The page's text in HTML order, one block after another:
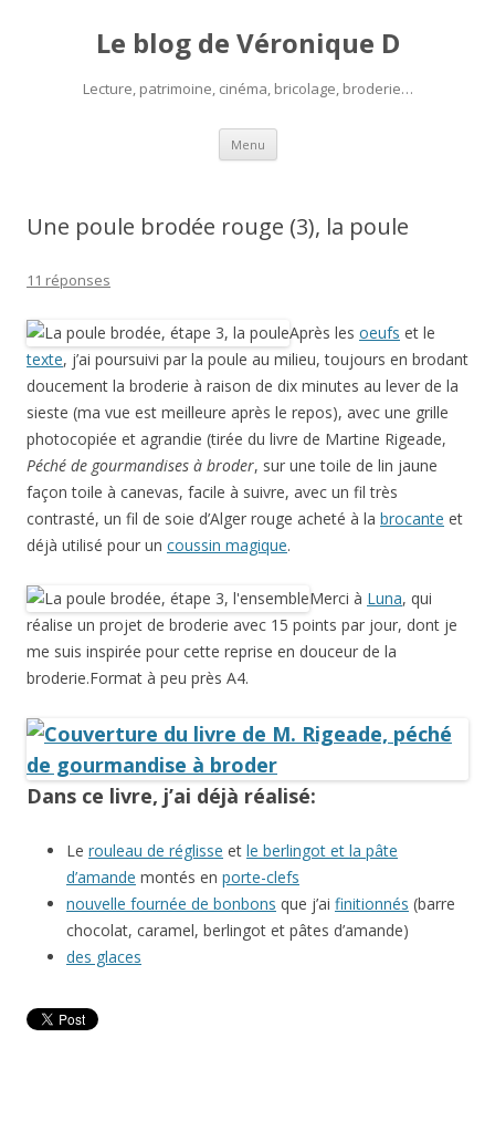
Le blog de Véronique D
Lecture, patrimoine, cinéma, bricolage, broderie…
Menu Aller
contenu
Une poule brodée rouge (3), la poule
11 réponses
Après les oeufs et le
texte, j’ai poursuivi par la poule au milieu, toujours en brodant
doucement la broderie à raison de dix minutes au lever de la
sieste (ma vue est meilleure après le repos), avec une grille
photocopiée et agrandie (tirée du livre de Martine Rigeade,
Péché de gourmandises à broder, sur une toile de lin jaune
façon toile à canevas, facile à suivre, avec un fil très
contrasté, un fil de soie d’Alger rouge acheté à la brocante et
déjà utilisé pour un coussin magique.
Merci à Luna, qui
réalise un projet de broderie avec 15 points par jour, dont je
me suis inspirée pour cette reprise en douceur de la
broderie.Format à peu près A4.
Dans ce livre, j’ai déjà réalisé:
Le rouleau de réglisse et le berlingot et la pâte
d’amande montés en porte-clefs
nouvelle fournée de bonbons que j’ai finitionnés (barre
chocolat, caramel, berlingot et pâtes d’amande)
des glaces